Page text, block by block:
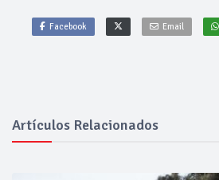
Facebook Email
Artículos Relacionados